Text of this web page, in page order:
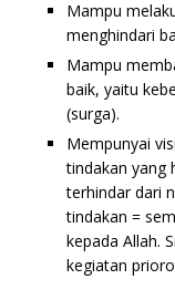
Mampu
menghindari
Mampu
baik, yaitu
(surga).
Mempunyai
tindakan yang
terhindar dari
tindakan =
kepada Allah.
kegiatan